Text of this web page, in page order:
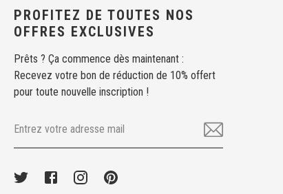
PROFITEZ DE TOUTES NOS
OFFRES EXCLUSIVES
Prêts ? Ça commence dès maintenant :
Recevez votre bon de réduction de 10% offert
pour toute nouvelle inscription !